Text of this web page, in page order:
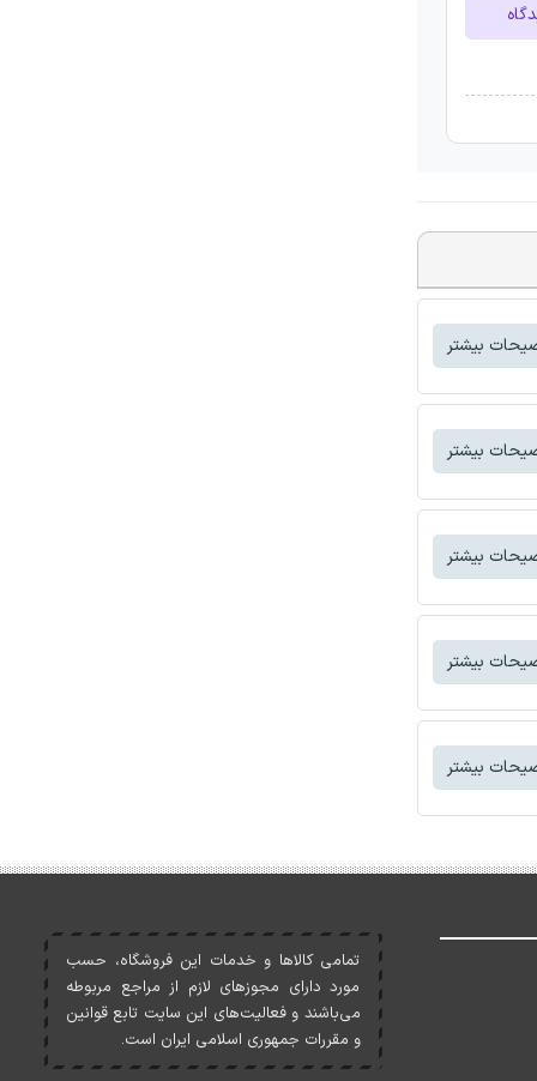
بیشتر
بیشتر
بیشتر
بیشتر
بیشتر
تمامی کالاها و خدمات اين فروشگاه، حسب
مورد دارای مجوزهای لازم از مراجع مربوطه
می‌باشند و فعاليت‌های اين سايت تابع قوانين
و مقررات جمهوری اسلامی ايران است.